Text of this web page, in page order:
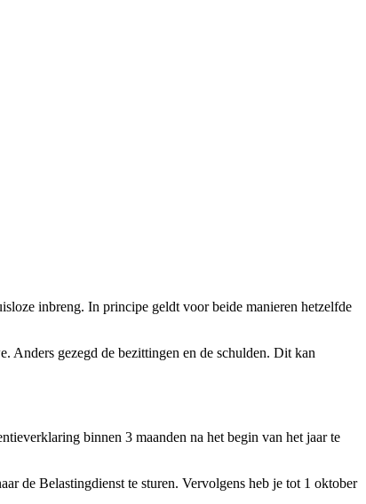
inbreng. In principe geldt voor beide manieren hetzelfde
Anders gezegd de bezittingen en de schulden. Dit kan
binnen 3 maanden na het begin van het jaar te
de Belastingdienst te sturen. Vervolgens heb je tot 1 oktober